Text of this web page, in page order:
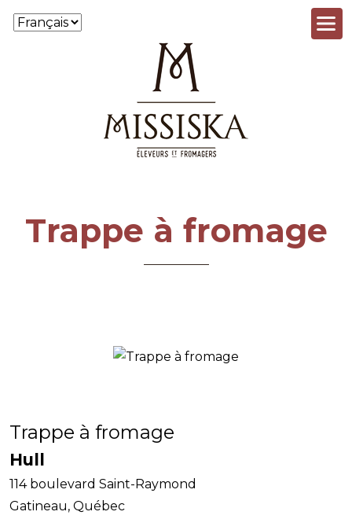
Aller au contenu principal
Trappe à fromage
Trappe à fromage
Hull
114 boulevard Saint-Raymond
Gatineau, Québec